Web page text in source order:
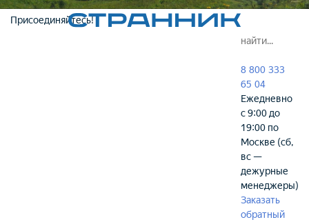
Присоединяйтесь!
8 800 333
65 04
Ежедневно
с 9:00 до
19:00 по
Москве (сб,
вс —
дежурные
менеджеры)
Заказать
обратный